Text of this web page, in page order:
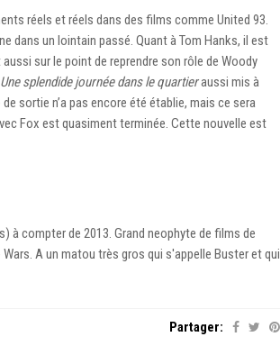
réels et réels dans des films comme United 93.
dans un lointain passé. Quant à Tom Hanks, il est
aussi sur le point de reprendre son rôle de Woody
Une splendide journée dans le quartieraussi mis à
sortie n’a pas encore été établie, mais ce sera
Fox est quasiment terminée. Cette nouvelle est
à compter de 2013. Grand neophyte de films de
A un matou très gros qui s'appelle Buster et qui
Partager: